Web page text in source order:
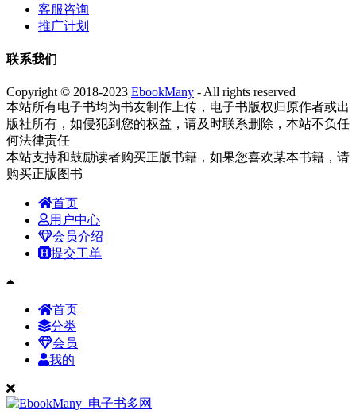
客服咨询
推广计划
联系我们
Copyright © 2018-2023 EbookMany - All rights reserved
本站所有电子书均为书友制作上传，电子书版权归原作者或出
版社所有，如侵犯到您的权益，请及时联系删除，本站不负任
何法律责任
本站支持和鼓励读者购买正版书籍，如果您喜欢某本书籍，请
购买正版图书
首页
用户中心
会员介绍
提交工单
首页
分类
会员
我的